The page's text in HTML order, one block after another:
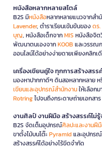
หนังสือหลากหลายสไตล์
B2S มีหนังสือหลากหลายแนวจากสำ
Lavender, ตำราเรียนเข้มข้นของดร
บุญ, หนังสือเด็กจากMIS หนังสือจิต
พัฒนาตนเองจากKOOB และวรรณ
ออนไลน์ได้อย่างง่ายดายเพียงคลิกเ
เครื่องเขียนคู่ใจ ทุกการสร้างสรร
มองหาปากกาดีๆ ดินสอหลากหลาย
เขียนและอุปกรณ์สำนักงานให้เลือก
Rotringไปจนถึงกระดาษถ่ายเอกสาร
งานศิลป์ งานฝีมือ สร้างสรรค์ไม่
B2S จัดเต็มอุปกรณ์ศิลปะและงานฝี
ขาตั้งไม้บนโต๊ะPyramidและอุปกร
สร้างสรรค์ได้อย่างไร้ขีดจำกัด